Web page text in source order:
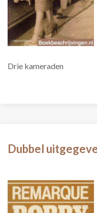
Drie kameraden
Dubbel